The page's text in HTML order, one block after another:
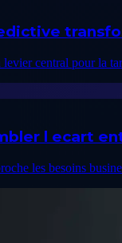
central pour la
l ecart
les besoins